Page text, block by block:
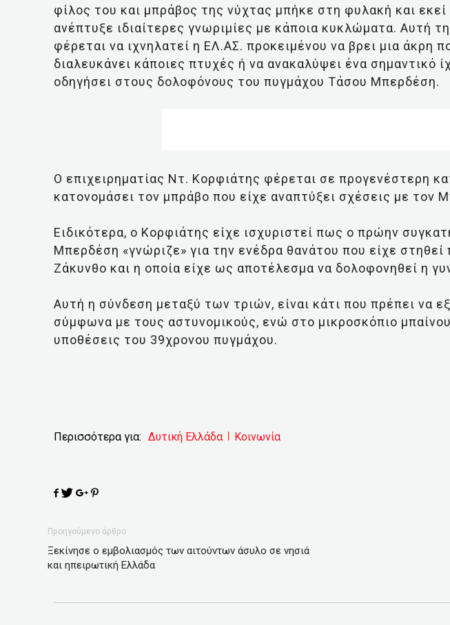
φίλος του και μπράβος της νύχτας μπήκε στη φυλακή και
ανέπτυξε ιδιαίτερες γνωριμίες με κάποια κυκλώματα. Αυτή
φέρεται να ιχνηλατεί η ΕΛ.ΑΣ. προκειμένου να βρει μια άκρη
διαλευκάνει κάποιες πτυχές ή να ανακαλύψει ένα σημαντικό
οδηγήσει στους δολοφόνους του πυγμάχου Τάσου Μπερδέση.
Ο επιχειρηματίας Ντ. Κορφιάτης φέρεται σε προγενέστερη
κατονομάσει τον μπράβο που είχε αναπτύξει σχέσεις με τον
Ειδικότερα, ο Κορφιάτης είχε ισχυριστεί πως ο πρώην
Μπερδέση «γνώριζε» για την ενέδρα θανάτου που είχε στηθεί
Ζάκυνθο και η οποία είχε ως αποτέλεσμα να δολοφονηθεί η
Αυτή η σύνδεση μεταξύ των τριών, είναι κάτι που πρέπει να
σύμφωνα με τους αστυνομικούς, ενώ στο μικροσκόπιο
υποθέσεις του 39χρονου πυγμάχου.
Περισσότερα για: Δυτική Ελλάδα Κοινωνία
Προηγούμενο άρθρο
Ξεκίνησε ο εμβολιασμός των αιτούντων άσυλο σε νησιά
και ηπειρωτική Ελλάδα